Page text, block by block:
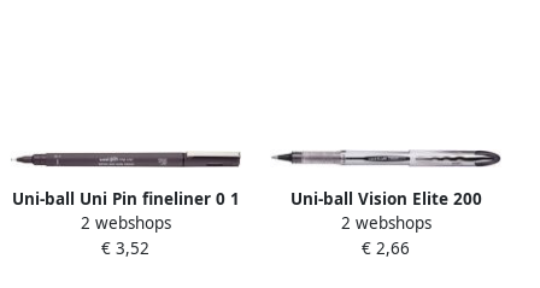
Uni-ball Uni Pin fineliner 0 1
mm ronde punt donkergrijs
2 webshops
€ 3,52
Uni-ball Vision Elite 200
roller schrijfbreedte 0 6 mm
punt 0 8 mm zwart
2 webshops
€ 2,66